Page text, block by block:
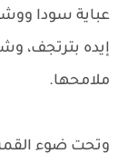
عباية سودا
إيده بترتجف،
ملامحها.
وتحت ضوء